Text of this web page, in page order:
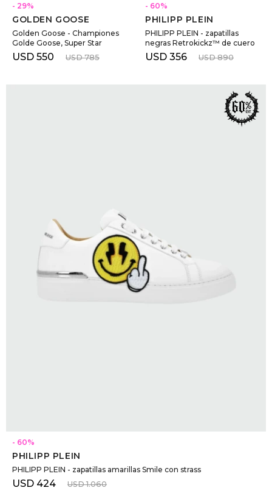
29
GOLDEN GOOSE
Golden Goose - Championes
Golde Goose, Super Star
USD 550 USD 785
60
PHILIPP PLEIN
PHILIPP PLEIN - zapatillas
negras Retrokickz™ de cuero
USD 356 USD 890
60
PHILIPP PLEIN
PHILIPP PLEIN - zapatillas amarillas Smile con strass
USD 424 USD 1.060